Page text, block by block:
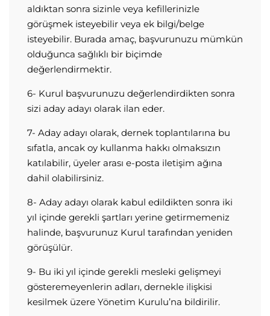
aldıktan sonra sizinle veya kefillerinizle
görüşmek isteyebilir veya ek bilgi/belge
isteyebilir. Burada amaç, başvurunuzu mümkün
olduğunca sağlıklı bir biçimde
değerlendirmektir.
6- Kurul başvurunuzu değerlendirdikten sonra
sizi aday adayı olarak ilan eder.
7- Aday adayı olarak, dernek toplantılarına bu
sıfatla, ancak oy kullanma hakkı olmaksızın
katılabilir, üyeler arası e-posta iletişim ağına
dahil olabilirsiniz.
8- Aday adayı olarak kabul edildikten sonra iki
yıl içinde gerekli şartları yerine getirmemeniz
halinde, başvurunuz Kurul tarafından yeniden
görüşülür.
9- Bu iki yıl içinde gerekli mesleki gelişmeyi
gösteremeyenlerin adları, dernekle ilişkisi
kesilmek üzere Yönetim Kurulu’na bildirilir.